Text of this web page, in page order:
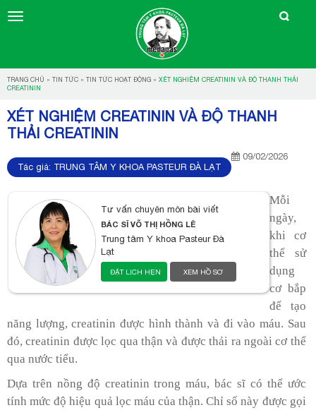
TRANG CHỦ » TIN TỨC » TIN TỨC HOẠT ĐỘNG » XÉT NGHIỆM CREATININ VÀ ĐỘ THANH THẢI
CREATININ
XÉT NGHIỆM CREATININ VÀ ĐỘ THANH
THẢI CREATININ
09/02/2026
Tác giả: TRUNG TÂM Y KHOA PASTEUR ĐÀ LẠT
Tư vấn chuyên môn bài viết
BÁC SĨ VÕ THỊ HỒNG LÊ
Trung tâm Y khoa Pasteur Đà
Lạt
ĐẶT LỊCH HẸN XEM HỒ SƠ
Mỗi
ngày,
khi cơ
thể sử
dụng
cơ bắp
để tạo
năng lượng, creatinin được hình thành và đi vào máu. Sau
đó, creatinin được lọc qua thận và được thải ra ngoài cơ thể
qua nước tiểu.
Dựa trên nồng độ creatinin trong máu, bác sĩ có thể ước
tính mức độ hiệu quả lọc máu của thận. Chỉ số này được gọi